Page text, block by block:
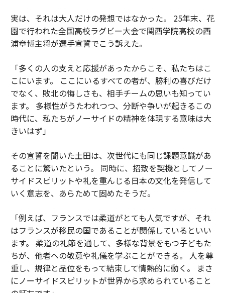
実は、それは大人だけの発想ではなかった。 25年末、花
園で行われた全国高校ラグビー大会で関西学院高校の西
浦章博主将が選手宣誓でこう訴えた。
「多くの人の支えと応援があったからこそ、私たちはこ
こにいます。 ここにいるすべての者が、勝利の喜びだけ
でなく、敗北の悔しさも、相手チームの思いも知ってい
ます。 多様性がうたわれつつ、分断や争いが起きるこの
時代に、私たちがノーサイドの精神を体現する意味は大
きいはず」
その宣誓を聞いた土田は、次世代にも同じ課題意識があ
ることに驚いたという。 同時に、招致を契機としてノー
サイドスピリットや礼を重んじる日本の文化を発信して
いく意志を、あらためて固めたそうだ。
「例えば、フランスでは柔道がとても人気ですが、それ
はフランスが移民の国であることが関係しているといい
ます。 柔道の礼節を通して、多様な背景をもつ子どもた
ちが、他者への敬意や礼儀を学ぶことができる。 人を尊
重し、規律と品位をもって結束して情熱的に動く。 まさ
にノーサイドスピリットが世界から求められていること